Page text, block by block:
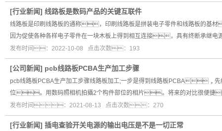
[行业新闻] 线路板是数码产品的关键互联件
线路板是印刷线路板的通称，印刷线路板是拼装电子零件和线路板的基
因为促使各种各样电子零件在一块木板上得到相互连接，具有终断承继电
发布时间：2022-10-08 点击次数：193
[公司新闻] pcb线路板PCBA生产加工步骤
pcb线路板PCBA生产加工步骤线路板加工;一步是得到线路板
位。用数码照相机拍攝2个构件部位的相片。将来的对比很便
发布时间：2021-08-13 点击次数：270
[行业新闻] 插电查验开关电源的输出电压是不是一切正常